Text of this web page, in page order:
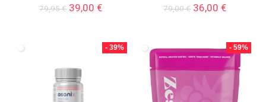
79,95€ Il
79,95 €.
39,00 €Il
è:
39,00 €.
79,00€ Il
79,00 €.
36,00 €Il
è:
36,00 €.
- 39% - 59%